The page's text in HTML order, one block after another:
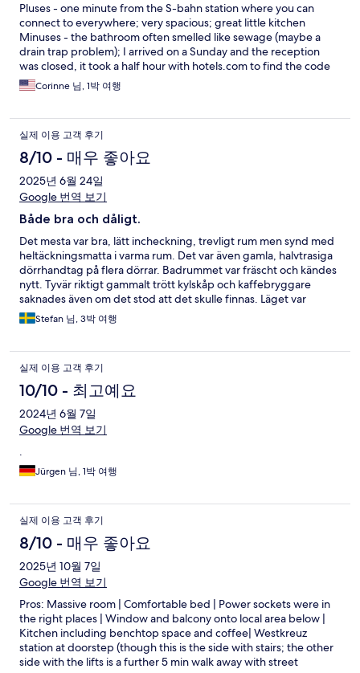
Pluses - one minute from the S-bahn station where you can
connect to everywhere; very spacious; great little kitchen
Minuses - the bathroom often smelled like sewage (maybe a
drain trap problem); I arrived on a Sunday and the reception
was closed, it took a half hour with hotels.com to find the code
to open the key box
Corinne 님, 1박 여행
실제 이용 고객 후기
8/10 - 매우 좋아요
2025년 6월 24일
Google 번역 보기
Både bra och dåligt.
Det mesta var bra, lätt incheckning, trevligt rum men synd med
heltäckningsmatta i varma rum. Det var även gamla, halvtrasiga
dörrhandtag på flera dörrar. Badrummet var fräscht och kändes
nytt. Tyvär riktigt gammalt trött kylskåp och kaffebryggare
saknades även om det stod att det skulle finnas. Läget var
utmärkt, nära till butiker samt kommunikation.
Stefan 님, 3박 여행
실제 이용 고객 후기
10/10 - 최고예요
2024년 6월 7일
Google 번역 보기
.
Jürgen 님, 1박 여행
실제 이용 고객 후기
8/10 - 매우 좋아요
2025년 10월 7일
Google 번역 보기
Pros: Massive room | Comfortable bed | Power sockets were in
the right places | Window and balcony onto local area below |
Kitchen including benchtop space and coffee| Westkreuz
station at doorstep (though this is the side with stairs; the other
side with the lifts is a further 5 min walk away with street